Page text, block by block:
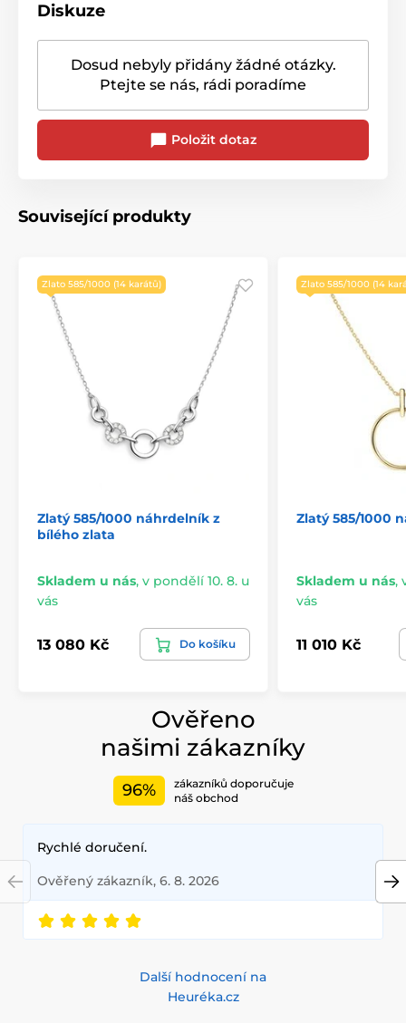
Diskuze
Dosud nebyly přidány žádné otázky.
Ptejte se nás, rádi poradíme
Položit dotaz
Související produkty
Zlato 585/1000 (14 karátů)
Zlatý 585/1000 náhrdelník z
bílého zlata
Skladem u nás, v pondělí 10. 8. u
vás
13 080 Kč Do košíku
Zlato 585/1000 (14
Zlatý 585/1000
Skladem u nás,
vás
11 010 Kč
Ověřeno
našimi zákazníky
96%
zákazníků doporučuje
náš obchod
Rychlé doručení.
Ověřený zákazník, 6. 8. 2026
Další hodnocení na
Heuréka.cz